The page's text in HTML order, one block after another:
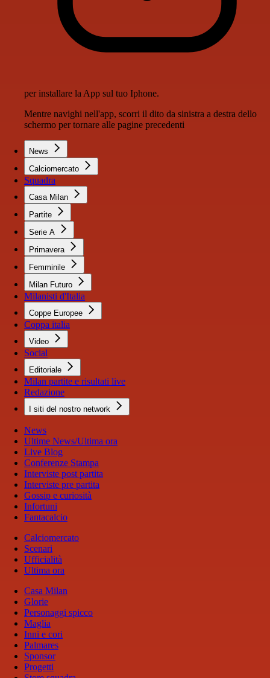
per installare la App sul tuo Iphone.
Mentre navighi nell'app, scorri il dito da sinistra a destra dello
schermo per tornare alle pagine precedenti
News
Calciomercato
Squadra
Casa Milan
Partite
Serie A
Primavera
Femminile
Milan Futuro
Milanisti d'Italia
Coppe Europee
Coppa italia
Video
Social
Editoriale
Milan partite e risultati live
Redazione
I siti del nostro network
News
Ultime News/Ultima ora
Live Blog
Conferenze Stampa
Interviste post partita
Interviste pre partita
Gossip e curiosità
Infortuni
Fantacalcio
Calciomercato
Scenari
Ufficialità
Ultima ora
Casa Milan
Glorie
Personaggi spicco
Maglia
Inni e cori
Palmares
Sponsor
Progetti